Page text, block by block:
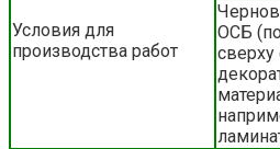
Условия для
производства работ
ОСБ